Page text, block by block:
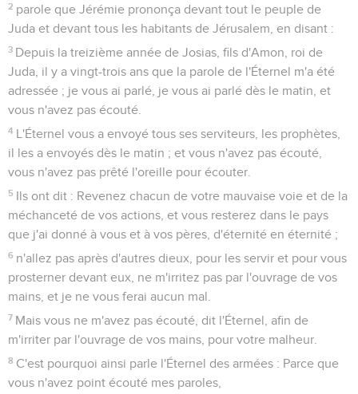
2 parole que Jérémie prononça devant tout le peuple de
Juda et devant tous les habitants de Jérusalem, en disant :
3 Depuis la treizième année de Josias, fils d'Amon, roi de
Juda, il y a vingt-trois ans que la parole de l'Éternel m'a été
adressée ; je vous ai parlé, je vous ai parlé dès le matin, et
vous n'avez pas écouté.
4 L'Éternel vous a envoyé tous ses serviteurs, les prophètes,
il les a envoyés dès le matin ; et vous n'avez pas écouté,
vous n'avez pas prêté l'oreille pour écouter.
5 Ils ont dit : Revenez chacun de votre mauvaise voie et de la
méchanceté de vos actions, et vous resterez dans le pays
que j'ai donné à vous et à vos pères, d'éternité en éternité ;
6 n'allez pas après d'autres dieux, pour les servir et pour vous
prosterner devant eux, ne m'irritez pas par l'ouvrage de vos
mains, et je ne vous ferai aucun mal.
7 Mais vous ne m'avez pas écouté, dit l'Éternel, afin de
m'irriter par l'ouvrage de vos mains, pour votre malheur.
8 C'est pourquoi ainsi parle l'Éternel des armées : Parce que
vous n'avez point écouté mes paroles,